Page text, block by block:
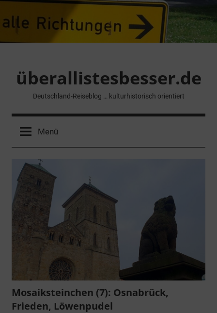
Inhalt
überallistesbesser.de
Deutschland-Reiseblog … kulturhistorisch orientiert
Menü
Mosaiksteinchen (7): Osnabrück,
Frieden, Löwenpudel